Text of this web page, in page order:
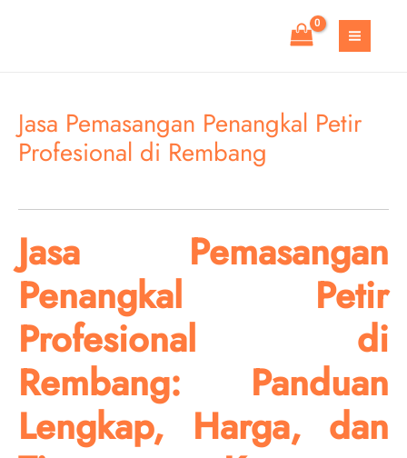
MAIN
Jasa Pemasangan Penangkal Petir
Profesional di Rembang
Jasa Pemasangan
Penangkal Petir
Profesional di
Rembang: Panduan
Lengkap, Harga, dan